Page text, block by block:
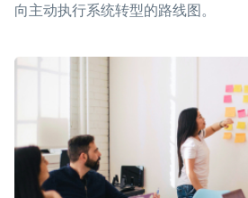
向主动执行系统转型的路线图。